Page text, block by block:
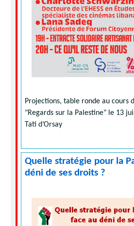
Projections, table ronde au cours
"Regards sur la Palestine" le 13
Tati d’Orsay
Quelle stratégie pour la
déni de ses droits ?